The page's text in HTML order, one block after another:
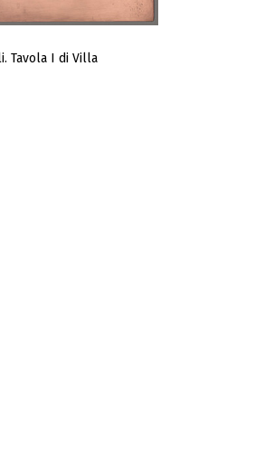
Tavola I di Villa